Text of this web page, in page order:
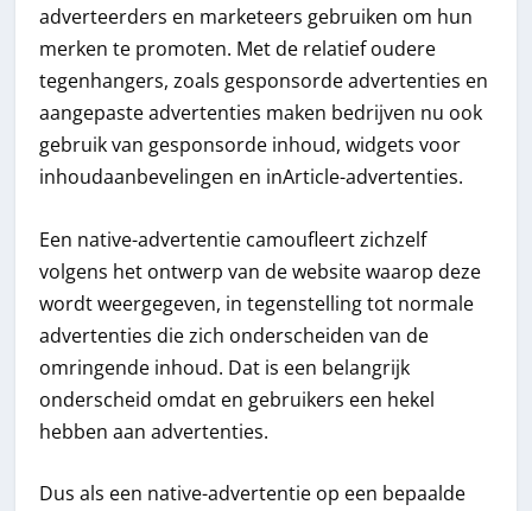
adverteerders en marketeers gebruiken om hun
merken te promoten. Met de relatief oudere
tegenhangers, zoals gesponsorde advertenties en
aangepaste advertenties maken bedrijven nu ook
gebruik van gesponsorde inhoud, widgets voor
inhoudaanbevelingen en inArticle-advertenties.
Een native-advertentie camoufleert zichzelf
volgens het ontwerp van de website waarop deze
wordt weergegeven, in tegenstelling tot normale
advertenties die zich onderscheiden van de
omringende inhoud. Dat is een belangrijk
onderscheid omdat en gebruikers een hekel
hebben aan advertenties.
Dus als een native-advertentie op een bepaalde